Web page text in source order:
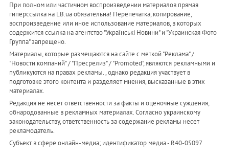
При полном или частичном воспроизведении материалов прямая
гиперссылка на LB.ua обязательна! Перепечатка, копирование,
воспроизведение или иное использование материалов, в которых
содержится ссылка на агентство "Українськi Новини" и "Украинская Фото
Группа" запрещено.
Материалы, которые размещаются на сайте с меткой "Реклама" /
"Новости компаний" / "Пресрелиз" / "Promoted", являются рекламными и
публикуются на правах рекламы. , однако редакция участвует в
подготовке этого контента и разделяет мнения, высказанные в этих
материалах.
Редакция не несет ответственности за факты и оценочные суждения,
обнародованные в рекламных материалах. Согласно украинскому
законодательству, ответственность за содержание рекламы несет
рекламодатель.
Субъект в сфере онлайн-медиа; идентификатор медиа - R40-05097